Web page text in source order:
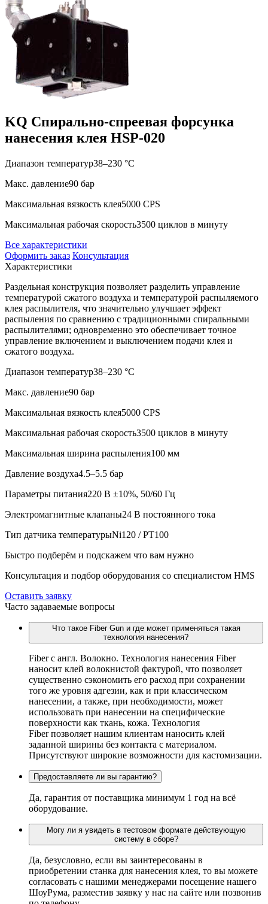
KQ Спирально-спреевая форсунка
нанесения клея HSP-020
Диапазон температур38–230 °C
Макс. давление90 бар
Максимальная вязкость клея5000 CPS
Максимальная рабочая скорость3500 циклов в минуту
Все характеристики
Оформить заказ Консультация
Характеристики
Раздельная конструкция позволяет разделить управление
температурой сжатого воздуха и температурой распыляемого
клея распылителя, что значительно улучшает эффект
распыления по сравнению с традиционными спиральными
распылителями; одновременно это обеспечивает точное
управление включением и выключением подачи клея и
сжатого воздуха.
Диапазон температур38–230 °C
Макс. давление90 бар
Максимальная вязкость клея5000 CPS
Максимальная рабочая скорость3500 циклов в минуту
Максимальная ширина распыления100 мм
Давление воздуха4.5–5.5 бар
Параметры питания220 В ±10%, 50/60 Гц
Электромагнитные клапаны24 В постоянного тока
Тип датчика температурыNi120 / PT100
Быстро подберём и подскажем что вам нужно
Консультация и подбор оборудования со специалистом HMS
Оставить заявку
Часто задаваемые вопросы
Что такое Fiber Gun и где может применяться такая
технология нанесения?
Fiber c англ. Волокно. Технология нанесения Fiber
наносит клей волокнистой фактурой, что позволяет
существенно сэкономить его расход при сохранении
того же уровня адгезии, как и при классическом
нанесении, а также, при необходимости, может
использовать при нанесении на специфические
поверхности как ткань, кожа. Технология
Fiber позволяет нашим клиентам наносить клей
заданной ширины без контакта с материалом.
Присутствуют широкие возможности для кастомизации.
Предоставляете ли вы гарантию?
Да, гарантия от поставщика минимум 1 год на всё
оборудование.
Могу ли я увидеть в тестовом формате действующую
систему в сборе?
Да, безусловно, если вы заинтересованы в
приобретении станка для нанесения клея, то вы можете
согласовать с нашими менеджерами посещение нашего
ШоуРума, разместив заявку у нас на сайте или позвонив